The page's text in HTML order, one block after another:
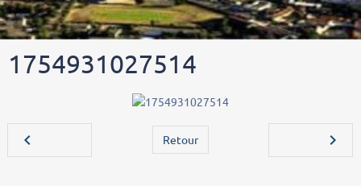
1754931027514
Retour